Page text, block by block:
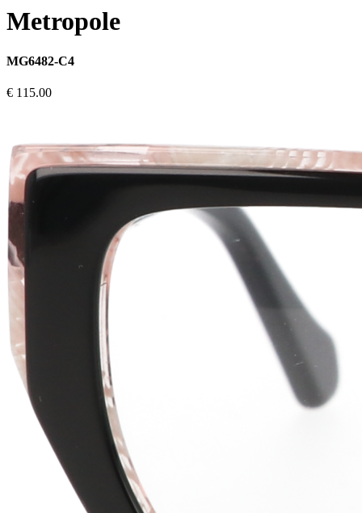
Metropole
MG6482-C4
€ 115.00